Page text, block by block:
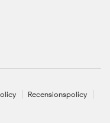
Recensionspolicy